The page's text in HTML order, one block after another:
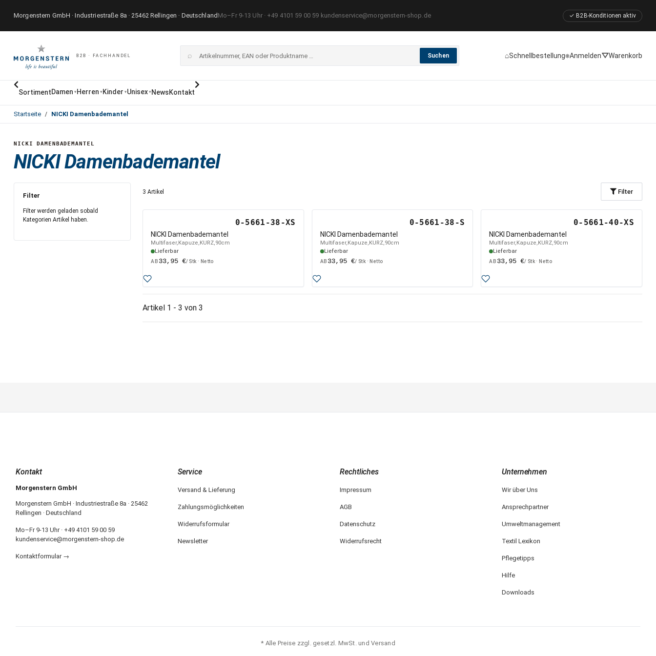
Morgenstern GmbH · Industriestraße 8a · 25462 Rellingen · Deutschland Mo–Fr 9-13 Uhr · +49 4101 59 00 59 kundenservice@morgenstern-shop.de ✓ B2B-Konditionen aktiv
B2B · FACHHANDEL ⌕ Suchen ⌂Schnellbestellung⎈Anmelden⛛Warenkorb
SortimentDamen ▾ Herren ▾ Kinder ▾Unisex ▾ NewsKontakt
Startseite NICKI Damenbademantel
NICKI DAMENBADEMANTEL
NICKI Damenbademantel
Filter
Filter werden geladen sobald
Kategorien Artikel haben.
3 Artikel Filter
0-5661-38-XS
NICKI Damenbademantel
Multifaser,Kapuze,KURZ,90cm
Lieferbar
AB 33,95 €/ Stk · Netto
0-5661-38-S
NICKI Damenbademantel
Multifaser,Kapuze,KURZ,90cm
Lieferbar
AB 33,95 €/ Stk · Netto
0-5661-40-XS
NICKI Damenbademantel
Multifaser,Kapuze,KURZ,90cm
Lieferbar
AB 33,95 €/ Stk · Netto
Artikel 1 - 3 von 3
Kontakt
Morgenstern GmbH
Morgenstern GmbH · Industriestraße 8a · 25462
Rellingen · Deutschland
Mo–Fr 9-13 Uhr · +49 4101 59 00 59
kundenservice@morgenstern-shop.de
Kontaktformular →
Service
Versand & Lieferung
Zahlungsmöglichkeiten
Widerrufsformular
Newsletter
Rechtliches
Impressum
AGB
Datenschutz
Widerrufsrecht
Unternehmen
Wir über Uns
Ansprechpartner
Umweltmanagement
Textil Lexikon
Pflegetipps
Hilfe
Downloads
* Alle Preise zzgl. gesetzl. MwSt. und Versand